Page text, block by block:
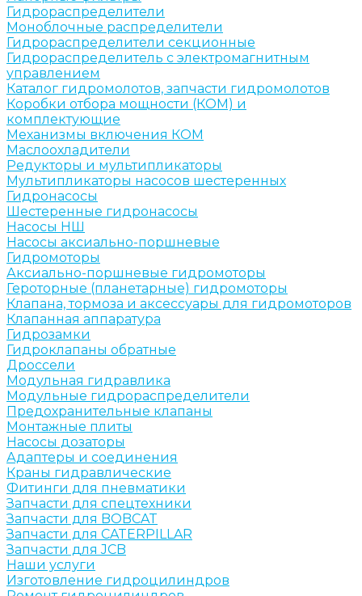
Гидрораспределители
Моноблочные распределители
Гидрораспределители секционные
Гидрораспределитель с электромагнитным
управлением
Каталог гидромолотов, запчасти гидромолотов
Коробки отбора мощности (КОМ) и
комплектующие
Механизмы включения КОМ
Маслоохладители
Редукторы и мультипликаторы
Мультипликаторы насосов шестеренных
Гидронасосы
Шестеренные гидронасосы
Насосы НШ
Насосы аксиально-поршневые
Гидромоторы
Аксиально-поршневые гидромоторы
Героторные (планетарные) гидромоторы
Клапана, тормоза и аксессуары для гидромоторов
Клапанная аппаратура
Гидрозамки
Гидроклапаны обратные
Дроссели
Модульная гидравлика
Модульные гидрораспределители
Предохранительные клапаны
Монтажные плиты
Насосы дозаторы
Адаптеры и соединения
Краны гидравлические
Фитинги для пневматики
Запчасти для спецтехники
Запчасти для BOBCAT
Запчасти для CATERPILLAR
Запчасти для JCB
Наши услуги
Изготовление гидроцилиндров